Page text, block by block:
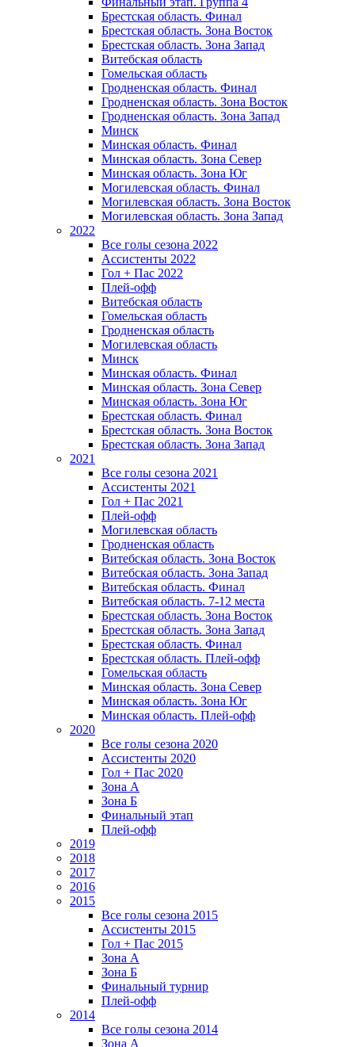
Брестская область. Финал
Брестская область. Зона Восток
Брестская область. Зона Запад
Витебская область
Гомельская область
Гродненская область. Финал
Гродненская область. Зона Восток
Гродненская область. Зона Запад
Минск
Минская область. Финал
Минская область. Зона Север
Минская область. Зона Юг
Могилевская область. Финал
Могилевская область. Зона Восток
Могилевская область. Зона Запад
2022
Все голы сезона 2022
Ассистенты 2022
Гол + Пас 2022
Плей-офф
Витебская область
Гомельская область
Гродненская область
Могилевская область
Минск
Mинская область. Финал
Минская область. Зона Север
Минская область. Зона Юг
Брестская область. Финал
Брестская область. Зона Восток
Брестская область. Зона Запад
2021
Все голы сезона 2021
Ассистенты 2021
Гол + Пас 2021
Плей-офф
Могилевская область
Гродненская область
Витебская область. Зона Восток
Витебская область. Зона Запад
Витебская область. Финал
Витебская область. 7-12 места
Брестская область. Зона Восток
Брестская область. Зона Запад
Брестская область. Финал
Брестская область. Плей-офф
Гомельская область
Минская область. Зона Север
Минская область. Зона Юг
Минская область. Плей-офф
2020
Все голы сезона 2020
Ассистенты 2020
Гол + Пас 2020
Зона А
Зона Б
Финальный этап
Плей-офф
2019
2018
2017
2016
2015
Все голы сезона 2015
Ассистенты 2015
Гол + Пас 2015
Зона А
Зона Б
Финальный турнир
Плей-офф
2014
Все голы сезона 2014
Зона А